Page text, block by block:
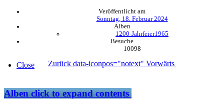
Veröffentlicht am
Sonntag, 18. Februar 2024
Alben
1200-Jahrfeier1965
Besuche
10098
Zurück data-iconpos="notext" Vorwärts
Close
Albenclick to expand contents